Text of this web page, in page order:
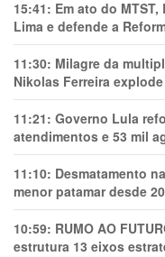
15:41: Em ato do
Lima e defende a
11:30: Milagre da
Nikolas Ferreira
11:21: Governo Lula
atendimentos e 53 mil
11:10: Desmatamento
menor patamar desde
10:59: RUMO AO
estrutura 13 eixos